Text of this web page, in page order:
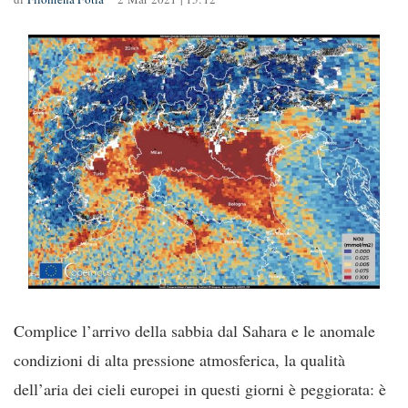
Complice l’arrivo della sabbia dal Sahara e le anomale
condizioni di alta pressione atmosferica, la qualità
dell’aria dei cieli europei in questi giorni è peggiorata: è